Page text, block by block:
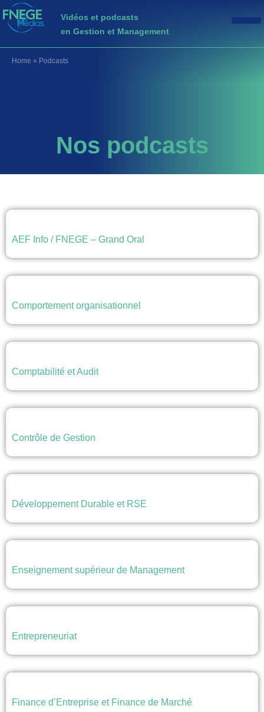
Vidéos et podcasts
en Gestion et Management
Home » Podcasts
Nos podcasts
AEF Info / FNEGE – Grand Oral
Comportement organisationnel
Comptabilité et Audit
Contrôle de Gestion
Développement Durable et RSE
Enseignement supérieur de Management
Entrepreneuriat
Finance d’Entreprise et Finance de Marché